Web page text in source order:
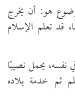
هو: أن يخرج
قد تعلم الإسلام
نفسه، يحمل نصيبًا
ثم خدمة بلاده